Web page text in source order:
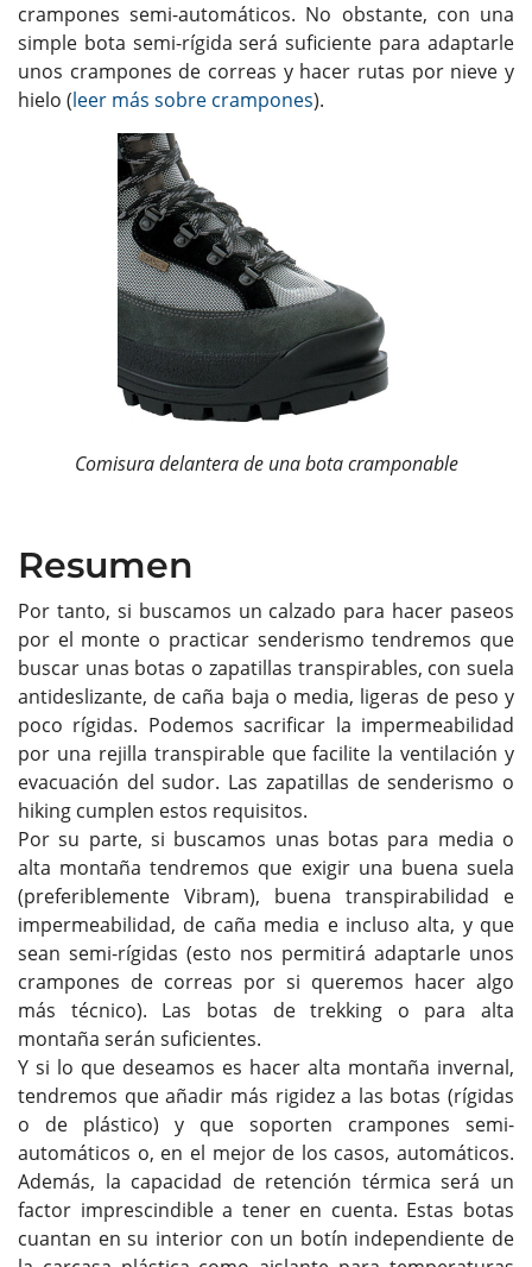
crampones semi-automáticos. No obstante, con una
simple bota semi-rígida será suficiente para adaptarle
unos crampones de correas y hacer rutas por nieve y
hielo (leer más sobre crampones).
Comisura delantera de una bota cramponable
Resumen
Por tanto, si buscamos un calzado para hacer paseos
por el monte o practicar senderismo tendremos que
buscar unas botas o zapatillas transpirables, con suela
antideslizante, de caña baja o media, ligeras de peso y
poco rígidas. Podemos sacrificar la impermeabilidad
por una rejilla transpirable que facilite la ventilación y
evacuación del sudor. Las zapatillas de senderismo o
hiking cumplen estos requisitos.
Por su parte, si buscamos unas botas para media o
alta montaña tendremos que exigir una buena suela
(preferiblemente Vibram), buena transpirabilidad e
impermeabilidad, de caña media e incluso alta, y que
sean semi-rígidas (esto nos permitirá adaptarle unos
crampones de correas por si queremos hacer algo
más técnico). Las botas de trekking o para alta
montaña serán suficientes.
Y si lo que deseamos es hacer alta montaña invernal,
tendremos que añadir más rigidez a las botas (rígidas
o de plástico) y que soporten crampones semi-
automáticos o, en el mejor de los casos, automáticos.
Además, la capacidad de retención térmica será un
factor imprescindible a tener en cuenta. Estas botas
cuantan en su interior con un botín independiente de